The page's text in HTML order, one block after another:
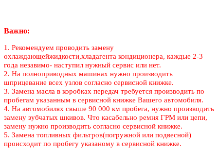
Важно:
1. Рекомендуем проводить замену
охлаждающейжидкости,хладагента кондиционера, каждые 2-3
года незавимо- наступил нужный сервис или нет.
2. На полноприводных машинах нужно производить
шприцевание всех узлов согласно сервисной книжке.
3. Замена масла в коробках передач требуется производить по
пробегам указанным в сервисной книжке Вашего автомобиля.
4. На автомобилях свыше 90 000 км пробега, нужно производить
замену зубчатых шкивов. Что касабельно ремня ГРМ или цепи,
замену нужно производить согласно сервисной книжке.
5. Замена топливных фильтров(погружной или подвесной)
происходит по пробегу указаному в сервисной книжке.